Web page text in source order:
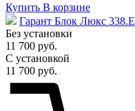
Купить В корзине
Гарант Блок Люкс 338.E
Без установки
11 700 руб.
С установкой
11 700 руб.